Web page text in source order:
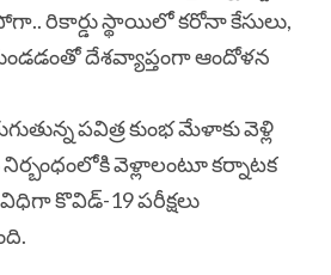
రికార్డు స్థాయిలో కరోనా కేసులు,
దేశవ్యాప్తంగా ఆందోళన
పవిత్ర కుంభ మేళాకు వెళ్లి
వెళ్లాలంటూ కర్నాటక
కొవిడ్-19 పరీక్షలు